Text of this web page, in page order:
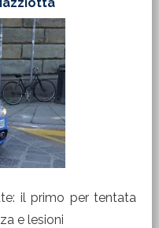
il primo per tentata
e lesioni